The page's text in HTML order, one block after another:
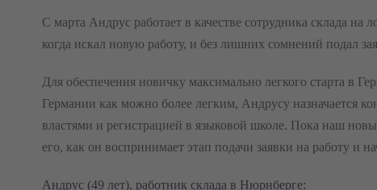
С марта Андрус работает в качестве сотрудника склада
когда искал новую работу, и без лишних сомнений подал
Для обеспечения новичку максимально легкого старта в
Германии как можно более легким, Андрусу назначается
властями и регистрацией в языковой школе. Пока наш
его, как он воспринимает этап подачи заявки на работу и
Андрус (49 лет), работник склада в Нюрнберге: